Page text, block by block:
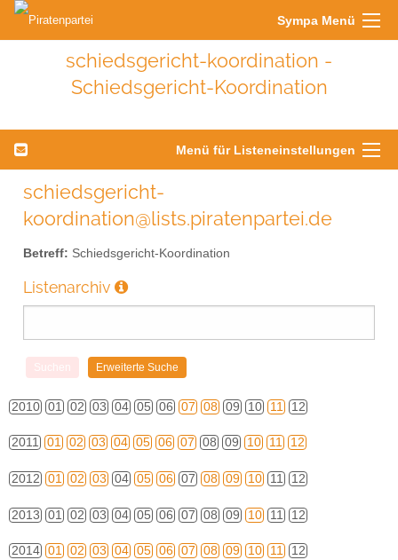
Sympa Menü
schiedsgericht-koordination -
Schiedsgericht-Koordination
Menü für Listeneinstellungen
schiedsgericht-
koordination@lists.piratenpartei.de
Betreff: Schiedsgericht-Koordination
Listenarchiv
2010 01 02 03 04 05 06 07 08 09 10 11 12
2011 01 02 03 04 05 06 07 08 09 10 11 12
2012 01 02 03 04 05 06 07 08 09 10 11 12
2013 01 02 03 04 05 06 07 08 09 10 11 12
2014 01 02 03 04 05 06 07 08 09 10 11 12